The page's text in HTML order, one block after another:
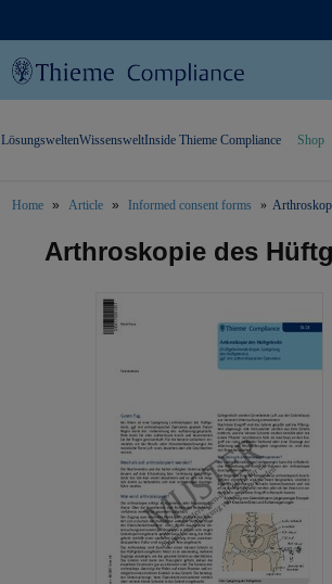
LösungsweltenWissensweltInside Thieme Compliance Shop
Home Article Informed consent forms
Arthroskopie des